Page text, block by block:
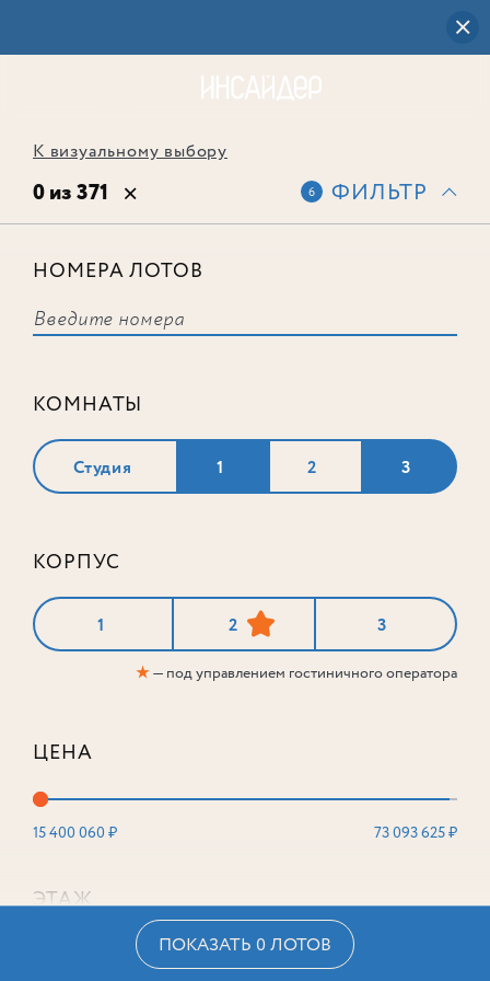
К визуальному выбору
0 из 371 6 ФИЛЬТР
НОМЕРА ЛОТОВ
КОМНАТЫ
Студия 1 2 3
КОРПУС
1 2 3
★— под управлением гостиничного оператора
ЦЕНА
15 400 060 ₽ 73 093 625 ₽
ЭТАЖ
ПОКАЗАТЬ 0 ЛОТОВ
соответствует ни одного лота